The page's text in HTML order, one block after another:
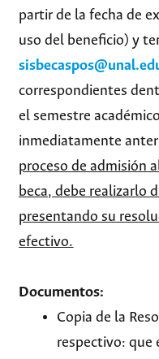
partir de la fecha de
uso del beneficio) y
correspondientes
el semestre
inmediatamente
proceso de admisión
beca, debe realizarlo
presentando su
efectivo.
Documentos:
Copia de la
respectivo: que